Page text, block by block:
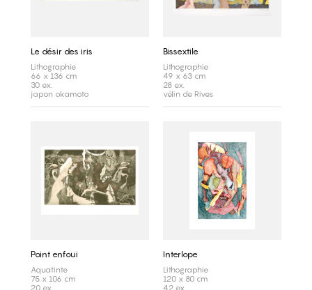
Le désir des iris
Lithographie
66 x 136 cm
30 ex.
japon okamoto
Bissextile
Lithographie
49 x 63 cm
28 ex.
vélin de Rives
Point enfoui
Aquatinte
75 x 106 cm
Interlope
Lithographie
120 x 80 cm